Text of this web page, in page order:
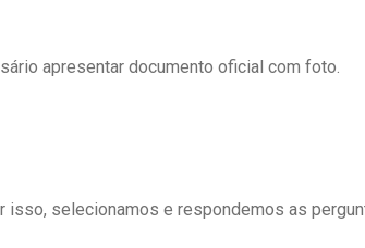
apresentar documento oficial com foto.
selecionamos e respondemos as